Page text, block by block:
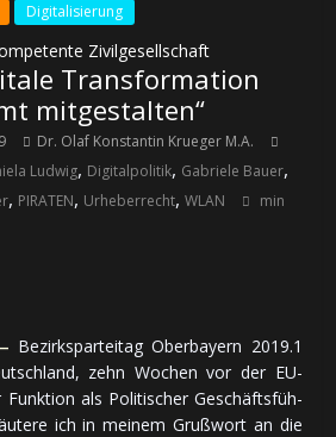
Digitalisierung
Zivilgesellschaft
Transformation
mitgestalten“
Dr. Olaf Konstantin Krueger M.A.
Ludwig, Digitalpolitik, Gabriele Bauer,
, PIRATEN, Urheberrecht,WLAN
min
Bezirksparteitag Oberbayern 2019.1
zehn Wo­chen vor der EU-
Funk­tion als Po­li­ti­scher Ge­schäfts­füh­
ich in mei­nem Gruß­wort an die